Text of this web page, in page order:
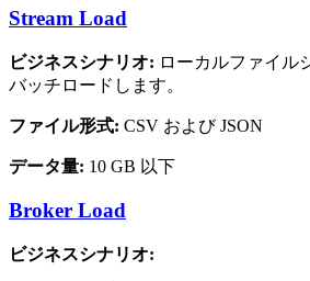
Stream Load
ビジネスシナリオ: ローカルファイル
バッチロードします。
ファイル形式: CSV および JSON
データ量: 10 GB 以下
Broker Load
ビジネスシナリオ: